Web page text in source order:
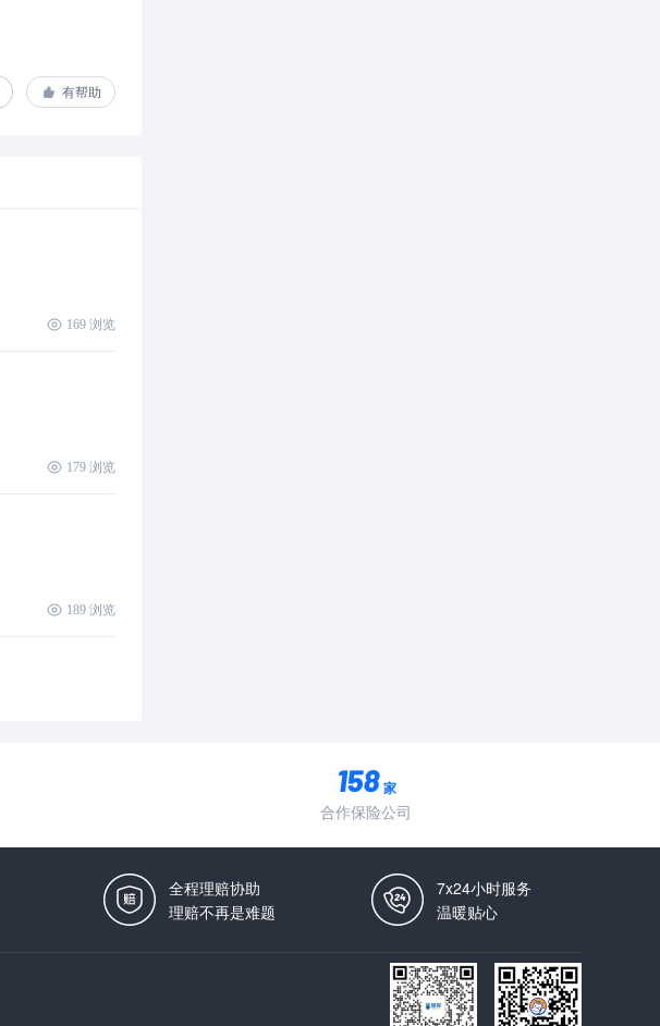
有帮助
169 浏览
179 浏览
189 浏览
家
合作保险公司
全程理赔协助
理赔不再是难题
7x24小时服务
温暖贴心